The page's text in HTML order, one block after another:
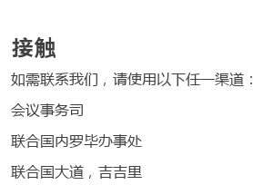
接触
如需联系我们，请使用以下任一渠道：
会议事务司
联合国内罗毕办事处
联合国大道，吉吉里